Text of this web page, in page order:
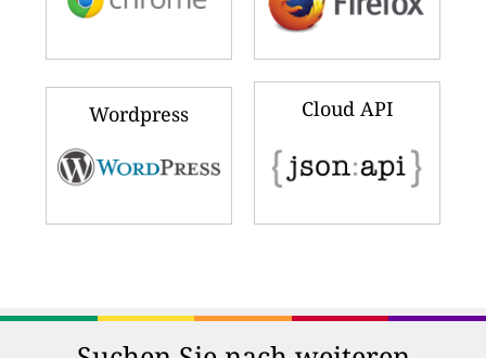
Wordpress Cloud API